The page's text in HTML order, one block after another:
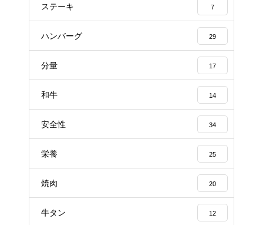
ステーキ 7
ハンバーグ 29
分量 17
和牛 14
安全性 34
栄養 25
焼肉 20
牛タン 12